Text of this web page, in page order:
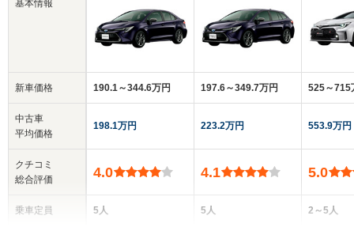
基本情報
新車価格
中古車
平均価格
クチコミ
総合評価
乗車定員
190.1～344.6万円
198.1万円
4.0
5人
197.6～349.7万円
223.2万円
4.1
5人
525～715
553.9万円
5.0
2～5人